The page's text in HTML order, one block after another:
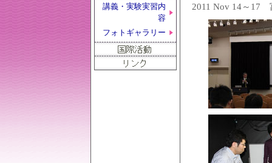
講義・実験実習内
容
フォトギャラリー
2011 Nov 14～17